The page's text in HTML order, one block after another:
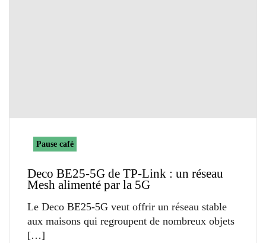
Pause café
Deco BE25-5G de TP-Link : un réseau
Mesh alimenté par la 5G
Le Deco BE25-5G veut offrir un réseau stable
aux maisons qui regroupent de nombreux objets